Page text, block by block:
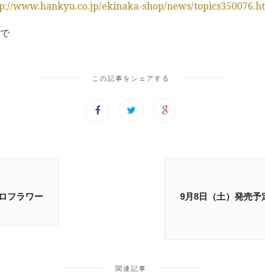
www.hankyu.co.jp/ekinaka-shop/news/
この記事をシェアする
フラワー 9月8日（土）発売
関連記事